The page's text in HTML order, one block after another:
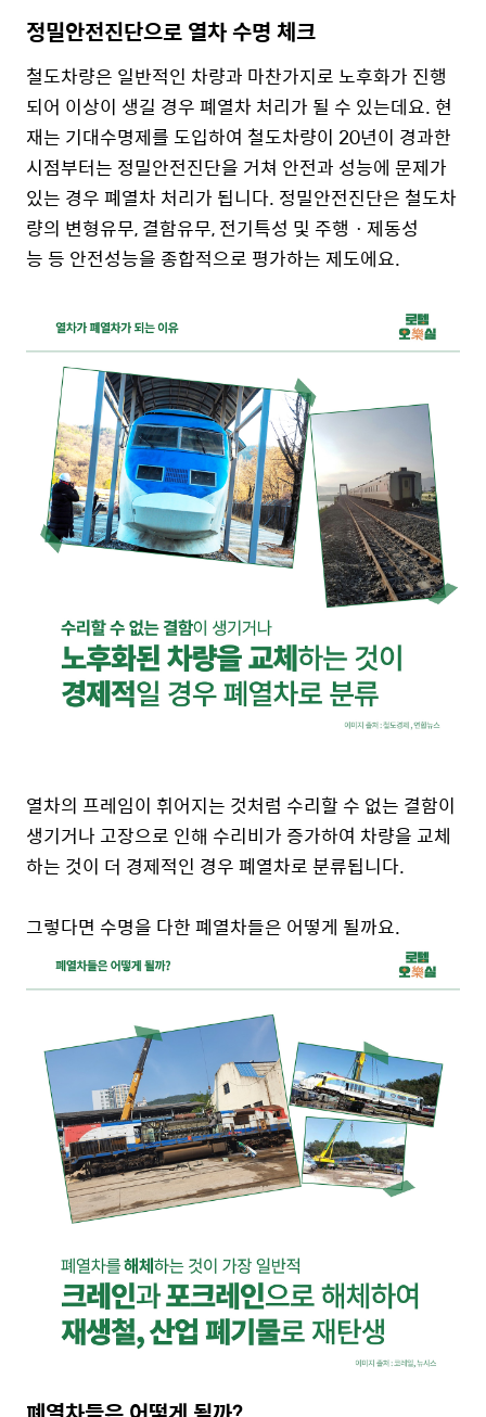
정밀안전진단으로 열차 수명 체크
철도차량은 일반적인 차량과 마찬가지로 노후화가 진행
되어 이상이 생길 경우 폐열차 처리가 될 수 있는데요. 현
재는 기대수명제를 도입하여 철도차량이 20년이 경과한
시점부터는 정밀안전진단을 거쳐 안전과 성능에 문제가
있는 경우 폐열차 처리가 됩니다. 정밀안전진단은 철도차
량의 변형유무, 결함유무, 전기특성 및 주행ㆍ제동성
능 등 안전성능을 종합적으로 평가하는 제도에요.
열차의 프레임이 휘어지는 것처럼 수리할 수 없는 결함이
생기거나 고장으로 인해 수리비가 증가하여 차량을 교체
하는 것이 더 경제적인 경우 폐열차로 분류됩니다.
그렇다면 수명을 다한 폐열차들은 어떻게 될까요.